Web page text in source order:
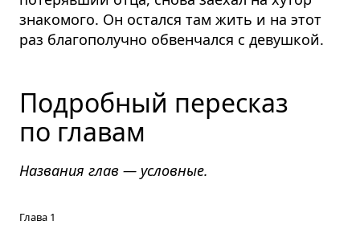
знакомого. Он остался там жить и на этот
раз благополучно обвенчался с девушкой.
Подробный пересказ
по главам
Названия глав — условные.
Глава 1